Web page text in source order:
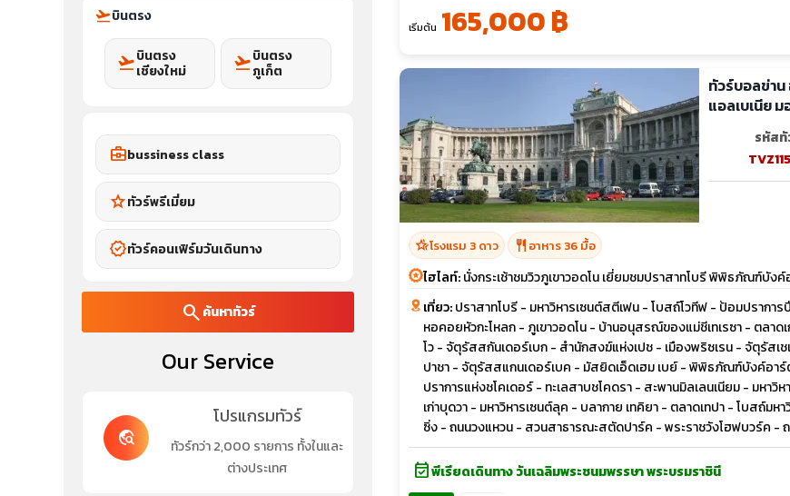
flight_takeoffบินตรง
flight_takeoffบินตรง
เชียงใหม่
flight_takeoffบินตรง
ภูเก็ต
business_centerbussiness class
starทัวร์พรีเมี่ยม
verifiedทัวร์คอนเฟิร์มวันเดินทาง
search ค้นหาทัวร์
Our Service
travel_explore
โปรแกรมทัวร์
ทัวร์กว่า 2,000 รายการ ทั้งในและ
ต่างประเทศ
เริ่มต้น 165,000 ฿
ทัวร์บอลข่าน
แอลเบเนีย ม
รหัสทั
hotel_classโรงแรม 3 ดาว restaurant อาหาร 36 มื้อ
ไฮไลท์:นั่งกระเช้าชมวิวภูเขาวอดโน เยี่ยมชมปราสาทโบรี พิพิธภัณฑ์บัง
เที่ยว:ปราสาทโบรี - มหาวิหารเซนต์สตีเฟน - โบสถ์โวทีฟ - ป้อมปราก
หอคอยหัวกะโหลก - ภูเขาวอดโน - บ้านอนุสรณ์ของแม่ชีเทเรซา - ตลา
โว - จัตุรัสสกันเดอร์เบก - สำนักสงฆ์แห่งเปช - เมืองพริซเรน - จัตุรัส
ปาชา - จัตุรัสสแกนเดอร์เบค - มัสยิดเอ็ดเฮม เบย์ - พิพิธภัณฑ์บังค์อา
ปราการแห่งชโคเดอร์ - ทะเลสาบชโคดรา - สะพานมิลเลนเนียม - มห
เก่าบุดวา - มหาวิหารเซนต์ลุค - บลากาย เทคิยา - ตลาดเทปา - โบส
ซิ่ง - ถนนวงแหวน - สวนสาธารณะสตัดปาร์ค - พระราชวังโฮฟบวร์ค -
event_availableพีเรียดเดินทาง วันเฉลิมพระชนมพรรษา พระบรมราชินี